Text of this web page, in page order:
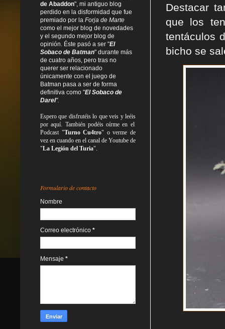
Destacar
que los
tentáculos
bicho se
de Abaddon", mi antiguo blog
perdido en la disformidad que fue
premiado por la Forja de Marte
como el mejor blog de novedades
y el segundo mejor blog de
opinión. Éste pasó a ser "El
Sobaco de Batman" durante más
de cuatro años, pero tras no
querer ser relacionado
únicamente con el juego de
Batman pasa a ser de forma
definitiva como "El Sobaco de
Darel".
Espero que disfrutéis lo queveis yleéis
por aquí. También podéis oírme en el
Podcast "Turno Cu4tro" o verme de
vez en cuando en el canal de Youtube de
"La Legión del Turia".
Formulario de contacto
Nombre
Correo electrónico *
Mensaje *